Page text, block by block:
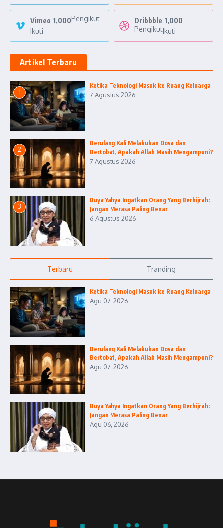
Vimeo 1,000Pengikut
Ikuti
Dribbble 1,000
PengikutIkuti
Artikel Terbaru
1
Ketika Teknologi Masuk ke Ruang Keluarga
7 Agustus 2026
2
Berulang Kali Melakukan Dosa dan
Bertobat, Apakah Allah Masih Mengampuni?
7 Agustus 2026
3
Buya Yahya Ingatkan Orang Yang Berhijrah:
Jangan Merasa Paling Benar
6 Agustus 2026
Terbaru Tranding
Ketika Teknologi Masuk ke Ruang Keluarga
Agu 07, 2026
Berulang Kali Melakukan Dosa dan
Bertobat, Apakah Allah Masih Mengampuni?
Agu 07, 2026
Buya Yahya Ingatkan Orang Yang Berhijrah:
Jangan Merasa Paling Benar
Agu 06, 2026